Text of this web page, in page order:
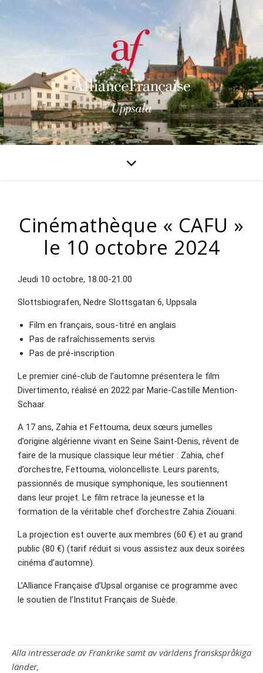
Cinémathèque « CAFU »
le 10 octobre 2024
Jeudi 10 octobre, 18.00-21.00
Slottsbiografen, Nedre Slottsgatan 6, Uppsala
Film en français, sous-titré en anglais
Pas de rafraîchissements servis
Pas de pré-inscription
Le premier ciné-club de l’automne présentera le film
Divertimento, réalisé en 2022 par Marie-Castille Mention-
Schaar.
A 17 ans, Zahia et Fettouma, deux sœurs jumelles
d’origine algérienne vivant en Seine Saint-Denis, rêvent de
faire de la musique classique leur métier : Zahia, chef
d’orchestre, Fettouma, violoncelliste. Leurs parents,
passionnés de musique symphonique, les soutiennent
dans leur projet. Le film retrace la jeunesse et la
formation de la véritable chef d’orchestre Zahia Ziouani.
La projection est ouverte aux membres (60 €) et au grand
public (80 €) (tarif réduit si vous assistez aux deux soirées
cinéma d’automne).
L’Alliance Française d’Upsal organise ce programme avec
le soutien de l’Institut Français de Suède.
Alla intresserade av Frankrike samt av världens franskspråkiga
länder,